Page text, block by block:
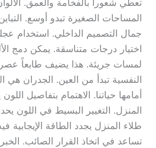
تعطي شعوراً بالفخامة والعمق.
المساحات الصغيرة تبدو أوسع.
جمال التصميم الداخلي. استخدام
اختيار درجات متناسقة. يمكن دمج
لمسات جريئة. هذا يضيف طابعاً
النفسية تبدأ من العين. الجدران هي
أمامها حياتنا. الاهتمام بتفاصيل
المنزل. التغيير البسيط في اللون
طلاء المنزل يجدد الطاقة الإيجابية
تساعد في اتخاذ القرار الصائب.